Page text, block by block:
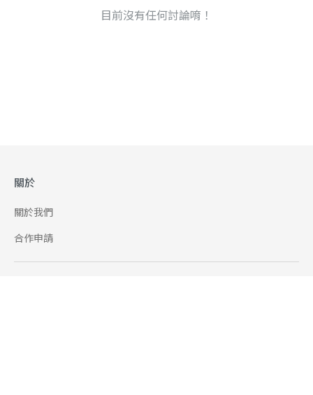
目前沒有任何討論唷！
關於
關於我們
合作申請